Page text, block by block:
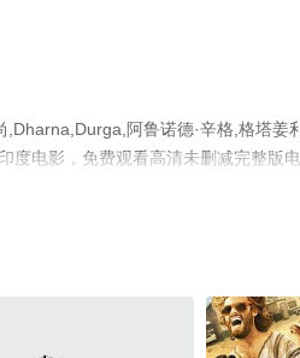
阿鲁诺德·辛格,格塔姜
度电影，免费观看高清未删减完整版